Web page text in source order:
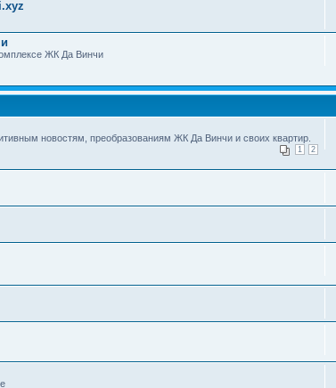
ЖК Да Винчи
новостям, преобразованиям ЖК Да Винчи и своих квартир.
1 2